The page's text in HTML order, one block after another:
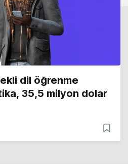
dil öğrenme
35,5 milyon dolar